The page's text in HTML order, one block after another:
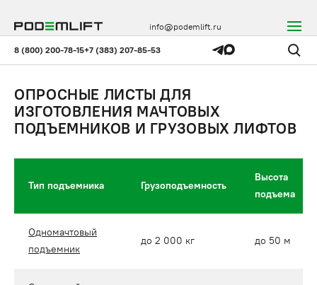
8 (800) 200-78-15+7 (383) 207-85-53
info@podemlift.ru
ОПРОСНЫЕ ЛИСТЫ ДЛЯ
ИЗГОТОВЛЕНИЯ МАЧТОВЫХ
ПОДЪЕМНИКОВ И ГРУЗОВЫХ ЛИФТОВ
Тип подъемника Грузоподъемность
Высота
подъема
Одномачтовый
подъемник
до 2 000 кг до 50 м